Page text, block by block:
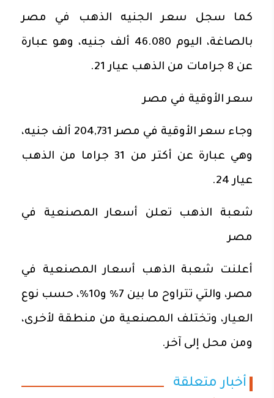
كما سجل سعر الجنيه الذهب في مصر
بالصاغة، اليوم 46.080 ألف جنيه، وهو عبارة
عن 8 جرامات من الذهب عيار 21.
سعر الأوقية في مصر
وجاء سعر الأوقية في مصر 204,731 ألف جنيه،
وهي عبارة عن أكتر من 31 جراما من الذهب
عيار 24.
شعبة الذهب تعلن أسعار المصنعية في
مصر
أعلنت شعبة الذهب أسعار المصنعية في
مصر، والتي تتراوح ما بين 7% و10%، حسب نوع
العيار، وتختلف المصنعية من منطقة لأخرى،
ومن محل إلى آخر.
أخبار متعلقة